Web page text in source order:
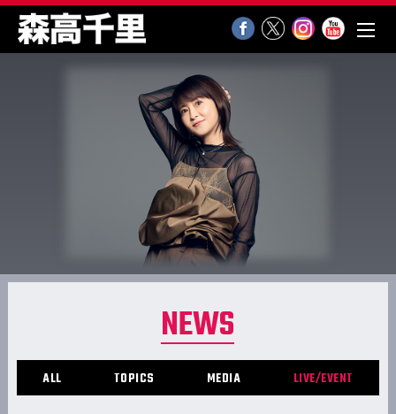
NEWS
ALL TOPICS MEDIA LIVE/EVENT